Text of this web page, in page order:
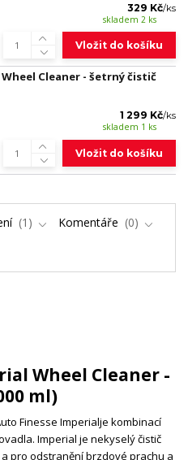
329 Kč/ks
skladem 2 ks
Vložit do košíku
Cleaner - šetrný čistič
1 299 Kč/ks
skladem 1 ks
Vložit do košíku
1 Komentáře
0
Wheel Cleaner -
ml)
Finesse Imperialje kombinací
Imperial je nekyselý čistič
pro odstranění brzdové prachu a